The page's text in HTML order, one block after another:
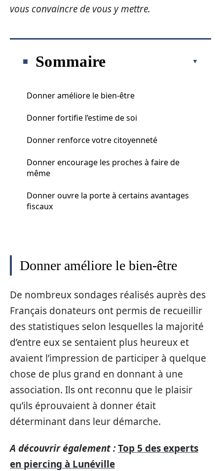
vous convaincre de vous y mettre.
Sommaire
Donner améliore le bien-être
Donner fortifie l’estime de soi
Donner renforce votre citoyenneté
Donner encourage les proches à faire de
même
Donner ouvre la porte à certains avantages
fiscaux
Donner améliore le bien-être
De nombreux sondages réalisés auprès des
Français donateurs ont permis de recueillir
des statistiques selon lesquelles la majorité
d’entre eux se sentaient plus heureux et
avaient l’impression de participer à quelque
chose de plus grand en donnant à une
association. Ils ont reconnu que le plaisir
qu’ils éprouvaient à donner était
déterminant dans leur démarche.
A découvrir également :Top 5 des experts
en piercing à Lunéville